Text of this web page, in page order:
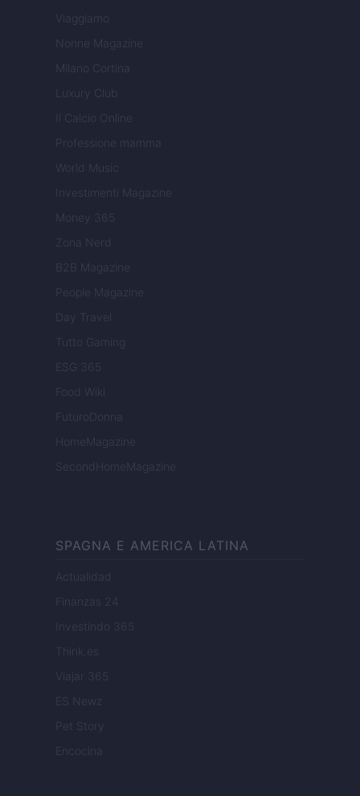
Viaggiamo
Nonne Magazine
Milano Cortina
Luxury Club
Il Calcio Online
Professione mamma
World Music
Investimenti Magazine
Money 365
Zona Nerd
B2B Magazine
People Magazine
Day Travel
Tutto Gaming
ESG 365
Food Wiki
FuturoDonna
HomeMagazine
SecondHomeMagazine
SPAGNA E AMERICA LATINA
Actualidad
Finanzas 24
Investindo 365
Think.es
Viajar 365
ES Newz
Pet Story
Encocina